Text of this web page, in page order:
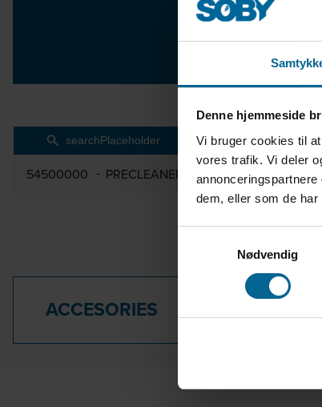
Denne hjemmeside
Vi bruger cookies til
vores trafik. Vi deler
dem, eller som de
Nødvendig
54500000 PRECLEANER P60-80 4 KW Q24/Q24
ACCESORIES